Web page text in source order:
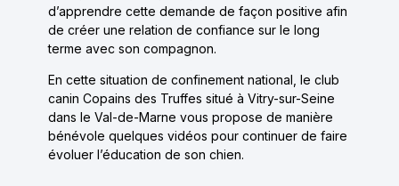
d’apprendre cette demande de façon positive afin
de créer une relation de confiance sur le long
terme avec son compagnon.
En cette situation de confinement national, le club
canin Copains des Truffes situé à Vitry-sur-Seine
dans le Val-de-Marne vous propose de manière
bénévole quelques vidéos pour continuer de faire
évoluer l’éducation de son chien.